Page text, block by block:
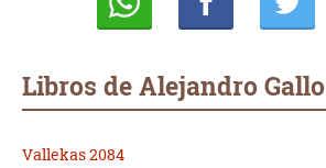
Libros de Alejandro Gallo
Vallekas 2084